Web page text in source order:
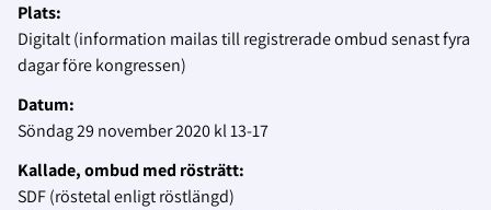
Plats:
Digitalt (information mailas till registrerade ombud senast fyra
dagar före kongressen)
Datum:
Söndag 29 november 2020 kl 13-17
Kallade, ombud med rösträtt:
SDF (röstetal enligt röstlängd)